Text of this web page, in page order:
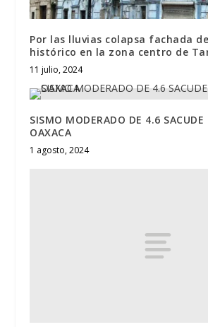
Por las lluvias colapsa fachada
histórico en la zona centro de
11 julio, 2024
SISMO MODERADO DE 4.6 SACUDE
OAXACA
1 agosto, 2024